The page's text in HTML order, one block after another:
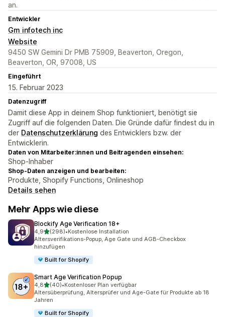
an.
Entwickler
Gm infotech inc
Website
9450 SW Gemini Dr PMB 75909, Beaverton, Oregon,
Beaverton, OR, 97008, US
Eingeführt
15. Februar 2023
Datenzugriff
Damit diese App in deinem Shop funktioniert, benötigt sie
Zugriff auf die folgenden Daten. Die Gründe dafür findest du in
der Datenschutzerklärung des Entwicklers bzw. der
Entwicklerin.
Daten von Mitarbeiter:innen und Beitragenden einsehen:
Shop-Inhaber
Shop-Daten anzeigen und bearbeiten:
Produkte, Shopify Functions, Onlineshop
Details sehen
Mehr Apps wie diese
Blockify Age Verification 18+
4,9von 5 Sternen
(298)
298 Rezensionen insgesamt
•Kostenlose Installation
Altersverifikations-Popup, Age Gate und AGB-Checkbox
hinzufügen
Built for Shopify
Smart Age Verification Popup
4,8von 5 Sternen
(40)
40 Rezensionen insgesamt
•Kostenloser Plan verfügbar
Altersüberprüfung, Altersprüfer und Age-Gate für Produkte ab 18
Jahren
Built for Shopify